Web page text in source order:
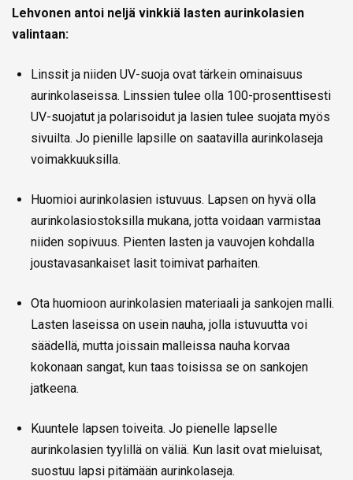
Lehvonen antoi neljä vinkkiä lasten aurinkolasien
valintaan:
Linssit ja niiden UV-suoja ovat tärkein ominaisuus
aurinkolaseissa. Linssien tulee olla 100-prosenttisesti
UV-suojatut ja polarisoidut ja lasien tulee suojata myös
sivuilta. Jo pienille lapsille on saatavilla aurinkolaseja
voimakkuuksilla.
Huomioi aurinkolasien istuvuus. Lapsen on hyvä olla
aurinkolasiostoksilla mukana, jotta voidaan varmistaa
niiden sopivuus. Pienten lasten ja vauvojen kohdalla
joustavasankaiset lasit toimivat parhaiten.
Ota huomioon aurinkolasien materiaali ja sankojen malli.
Lasten laseissa on usein nauha, jolla istuvuutta voi
säädellä, mutta joissain malleissa nauha korvaa
kokonaan sangat, kun taas toisissa se on sankojen
jatkeena.
Kuuntele lapsen toiveita. Jo pienelle lapselle
aurinkolasien tyylillä on väliä. Kun lasit ovat mieluisat,
suostuu lapsi pitämään aurinkolaseja.